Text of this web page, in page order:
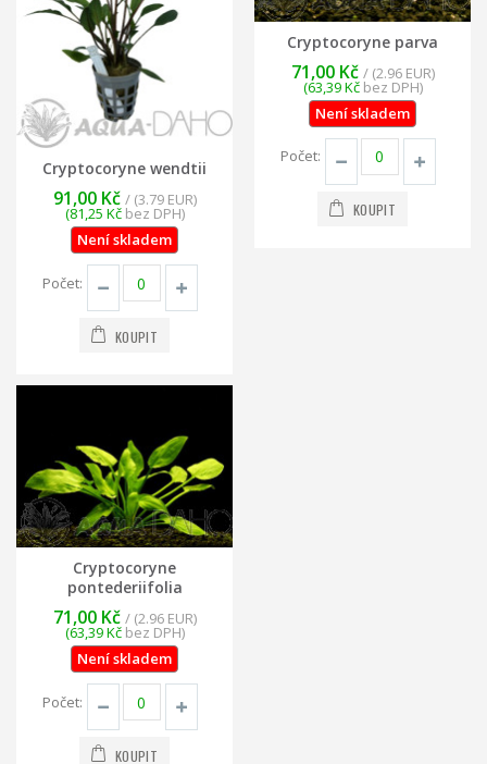
Cryptocoryne wendtii
91,00 Kč / (3.79 EUR)
(81,25 Kčbez DPH)
Není skladem
Počet:
KOUPIT
Cryptocoryne parva
71,00 Kč / (2.96 EUR)
(63,39 Kčbez DPH)
Není skladem
Počet:
KOUPIT
Cryptocoryne
pontederiifolia
71,00 Kč / (2.96 EUR)
(63,39 Kčbez DPH)
Není skladem
Počet:
KOUPIT